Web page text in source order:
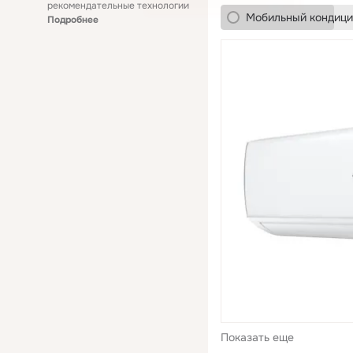
рекомендательные технологии
Подробнее
Мобильный
Показать еще